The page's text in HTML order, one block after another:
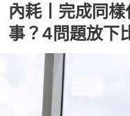
內耗丨完成同
事？4問題放下